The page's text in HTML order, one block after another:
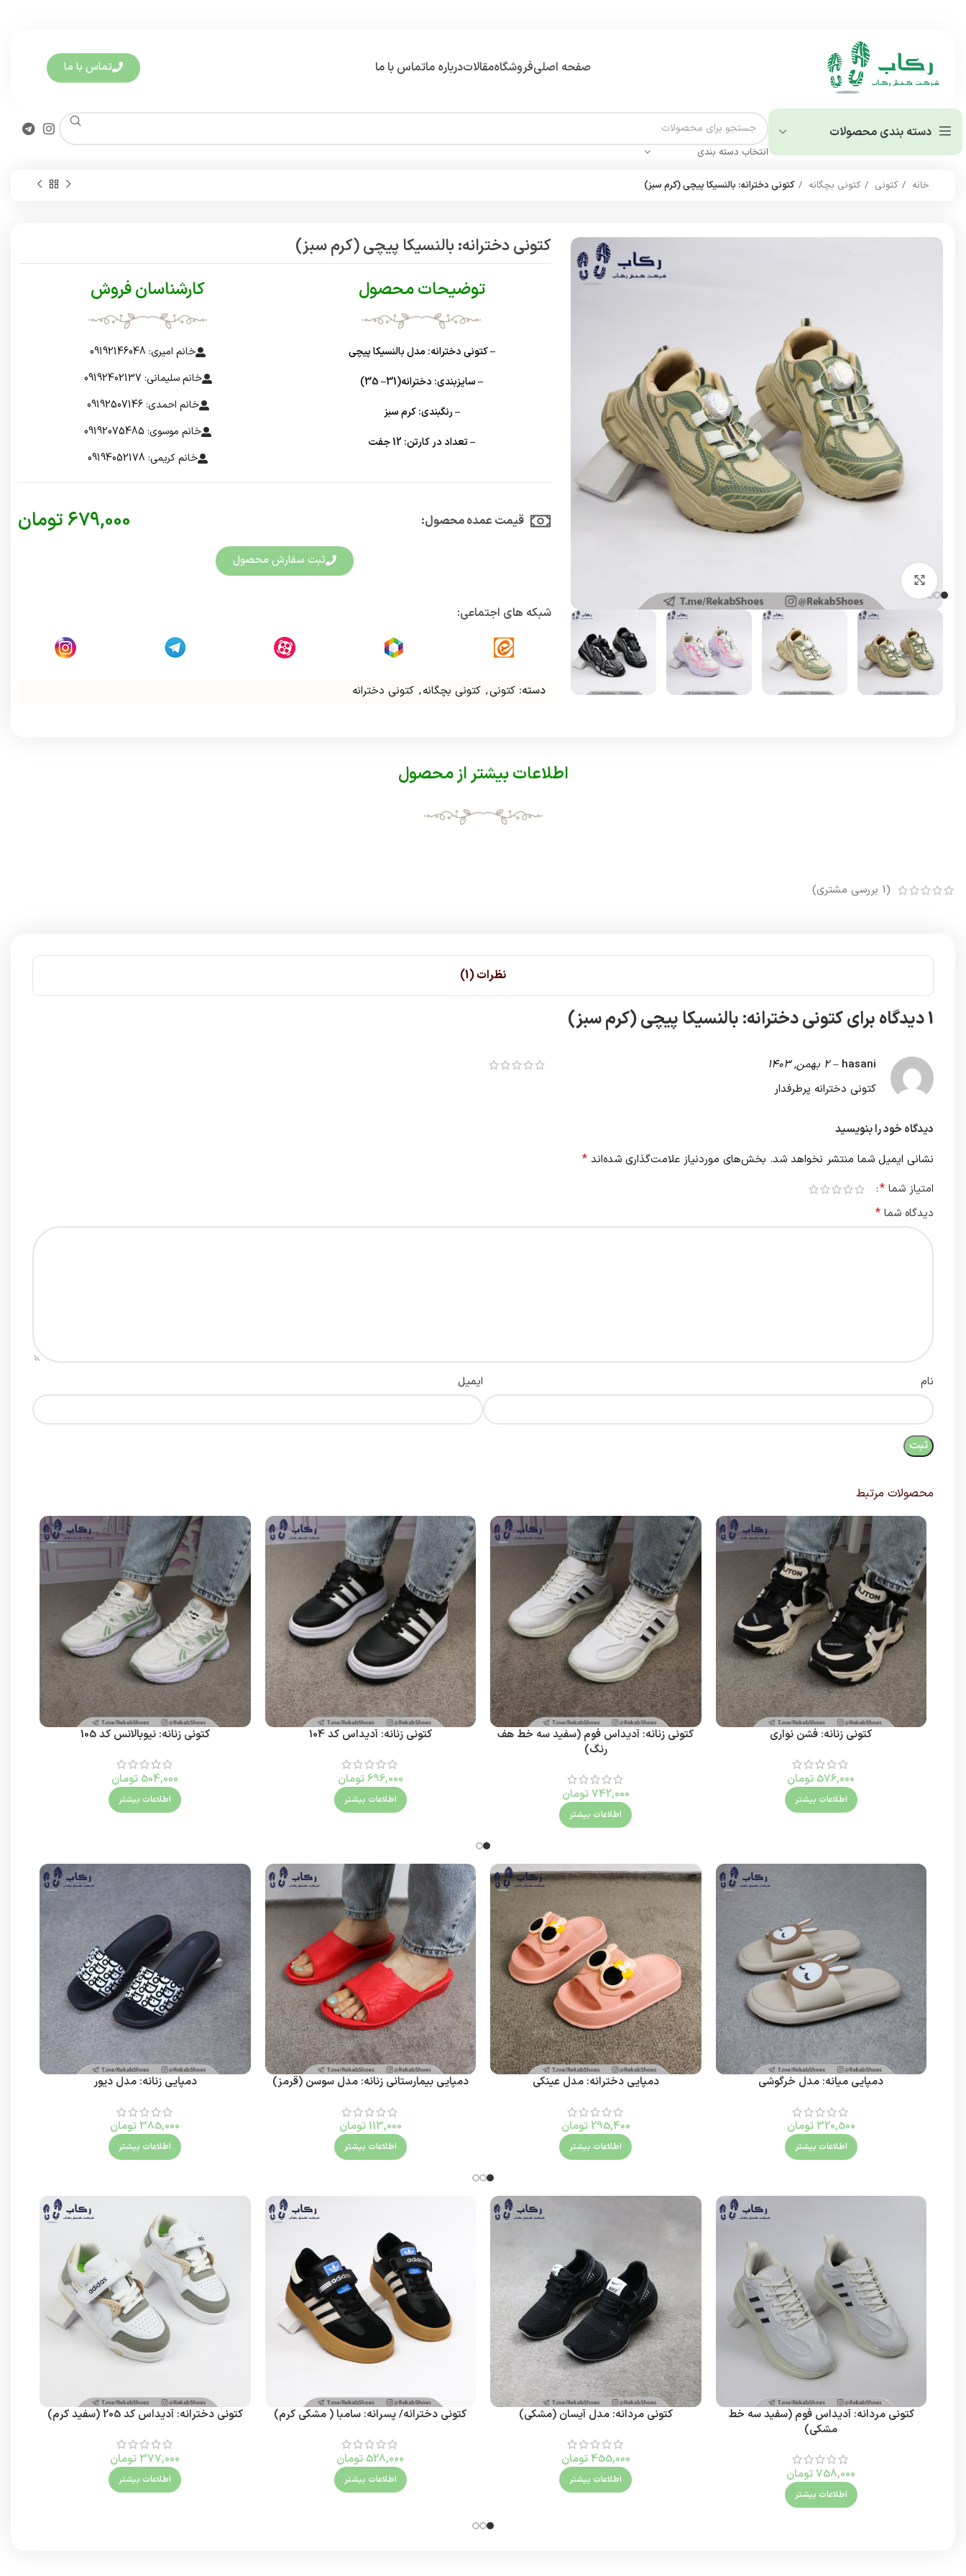
صفحه اصلیفروشگاهمقالاتدرباره ماتماس با ما تماس با ما
دسته بندی محصولات
انتخاب دسته بندی
خانه کتونی کتونی بچگانه کتونی دخترانه: بالنسیکا پیچی (کرم سبز)
کتونی دخترانه: بالنسیکا پیچی (کرم سبز)
توضیحات محصول
– کتونی دخترانه: مدل بالنسیکا پیچی
– سایزبندی: دخترانه(31– 35)
– رنگبندی: کرم سبز
– تعداد در کارتن: 12 جفت
کارشناسان فروش
خانم امیری: 09192146048
خانم سلیمانی: 09192402137
خانم احمدی: 09192507146
خانم موسوی: 09192075485
خانم کریمی: 09194052178
قیمت عمده محصول:​ 679,000تومان
ثبت سفارش محصول
شبکه های اجتماعی:
دسته: کتونی, کتونی بچگانه, کتونی دخترانه
اطلاعات بیشتر از محصول
(
1 بررسی مشتری)
نظرات (1)
1 دیدگاه برای کتونی دخترانه: بالنسیکا پیچی (کرم سبز)
hasani
– 2 بهمن, 1403
کتونی دخترانه پرطرفدار
دیدگاه خود را بنویسید
نشانی ایمیل شما منتشر نخواهد شد. بخش‌های موردنیاز علامت‌گذاری شده‌اند *
امتیاز شما *
دیدگاه شما *
نام ایمیل
محصولات مرتبط
کتونی زنانه: فشن نواری
576,000 تومان
اطلاعات بیشتر
کتونی زنانه: آدیداس فوم (سفید سه خط هف
رنگ)
742,000تومان
اطلاعات بیشتر
کتونی زنانه: آدیداس کد 104
696,000تومان
اطلاعات بیشتر
کتونی زنانه: نیوبالانس کد 105
504,000 تومان
اطلاعات بیشتر
دمپایی میانه: مدل خرگوشی
320,500 تومان
اطلاعات بیشتر
دمپایی دخترانه: مدل عینکی
295,400 تومان
اطلاعات بیشتر
دمپایی بیمارستانی زنانه: مدل سوسن (قرمز)
113,000تومان
اطلاعات بیشتر
دمپایی زنانه: مدل دیور
385,000 تومان
اطلاعات بیشتر
کتونی مردانه: آدیداس فوم (سفید سه خط
مشکی)
758,000تومان
اطلاعات بیشتر
کتونی مردانه: مدل آیسان (مشکی)
455,000 تومان
اطلاعات بیشتر
کتونی دخترانه/ پسرانه: سامبا ( مشکی کرم)
528,000 تومان
اطلاعات بیشتر
کتونی دخترانه: آدیداس کد 205 (سفید کرم)
377,000 تومان
اطلاعات بیشتر